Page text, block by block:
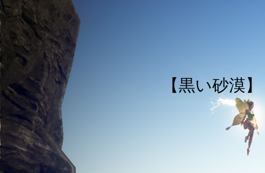
【黒い砂漠